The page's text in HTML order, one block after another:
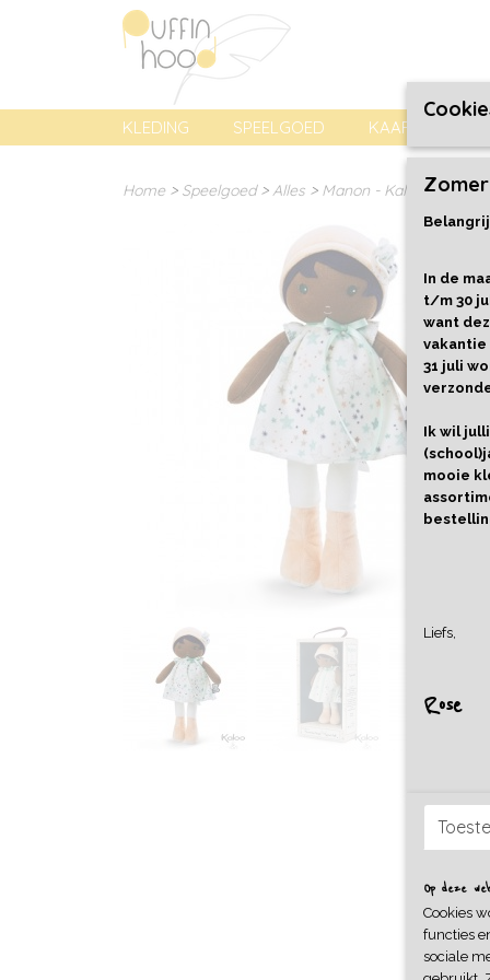
KLEDING SPEELGOED KAARTEN,
Home > Speelgoed>Alles > Manon - Kaloo
In de
t/m 30
want
vakantie
31 juli
Ik wil
mooie
Liefs,
Rose
Op deze
Cookies
functies
sociale